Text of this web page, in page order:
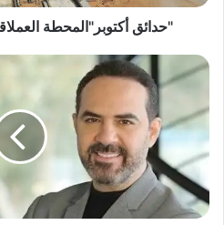
"حدائق أكتوبر"المحطة
تعليق
الفنان
وائل
جسار
"
على
تخرج
أبنتة